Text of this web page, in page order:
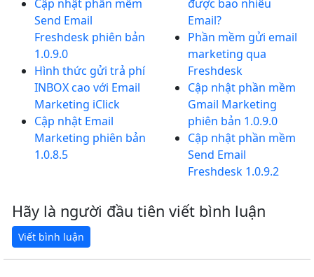
Cập nhật phần mềm
Send Email
Freshdesk phiên bản
1.0.9.0
Hình thức gửi trả phí
INBOX cao với Email
Marketing iClick
Cập nhật Email
Marketing phiên bản
1.0.8.5
được bao nhiêu
Email?
Phần mềm gửi email
marketing qua
Freshdesk
Cập nhật phần mềm
Gmail Marketing
phiên bản 1.0.9.0
Cập nhật phần mềm
Send Email
Freshdesk 1.0.9.2
Hãy là người đầu tiên viết bình luận